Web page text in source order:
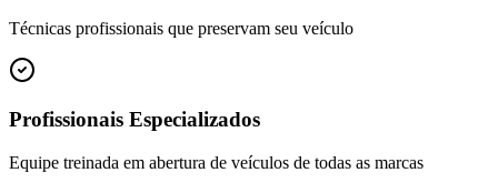
Técnicas profissionais que preservam seu veículo
Profissionais Especializados
Equipe treinada em abertura de veículos de todas as marcas